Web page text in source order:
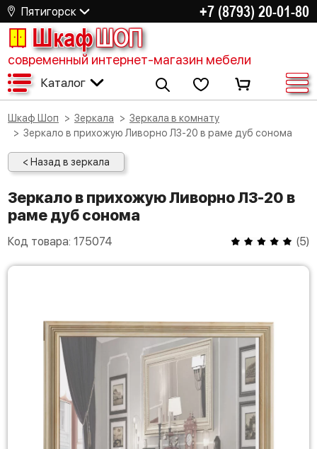
Пятигорск +7 (8793) 20-01-80
ШкафШОП
современный интернет-магазин мебели
Каталог
Шкаф Шоп Зеркала
Зеркала в комнату
Зеркало в прихожую Ливорно ЛЗ-20 в раме дуб сонома
< Назад в зеркала
Зеркало в прихожую Ливорно ЛЗ-20 в
раме дуб сонома
Код товара: 175074 (5)